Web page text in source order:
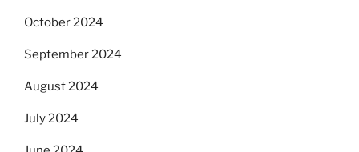
October 2024
September 2024
August 2024
July 2024